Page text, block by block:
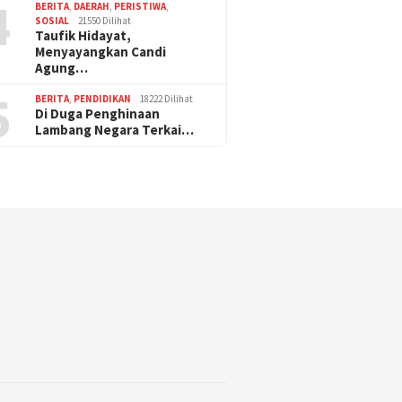
BERITA, DAERAH, PERISTIWA,
SOSIAL
21550 Dilihat
Taufik Hidayat,
Menyayangkan Candi
Agung…
BERITA, PENDIDIKAN 18222 Dilihat
Di Duga Penghinaan
Lambang Negara Terkai…